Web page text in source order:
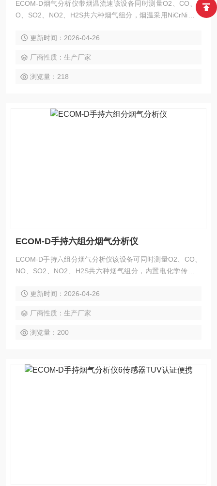
ECOM-D烟气分析仪带烟温流速该设备同时测量O2、CO、N
O、SO2、NO2、H2S共六种烟气组分，烟温采用NiCrNi热电
主机内置冷凝水捕集器与精细尘过滤器，配备MMC 2GB数据
热损失、过量空气系数等多项计算值输出。
更新时间：2026-04-26
厂商性质：生产厂家
浏览量：218
ECOM-D手持六组分烟气分析仪
ECOM-D手持六组分烟气分析仪该设备可同时测量O2、CO、
NO、SO2、NO2、H2S共六种烟气组分，内置电化学传感器
压与流速扩展。主机内置冷凝水捕集器与精细尘过滤结构，配
Hy检测。
更新时间：2026-04-26
厂商性质：生产厂家
浏览量：200